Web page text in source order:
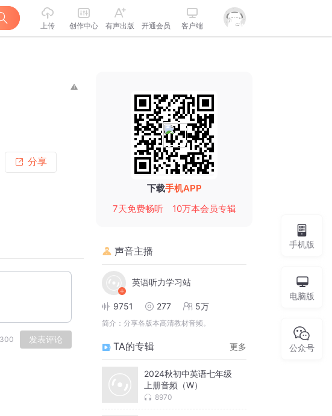
上传 创作中心 有声出版 开通会员 客户端
分享
300 发表评论
下载手机APP
7天免费畅听
10万本会员专辑
声音主播
英语听力学习站
9751 277 5万
简介： 分享各版本高清教材音频。
TA的专辑 更多
2024秋初中英语七年级
上册音频（W）
8970
手机版
电脑版
公众号